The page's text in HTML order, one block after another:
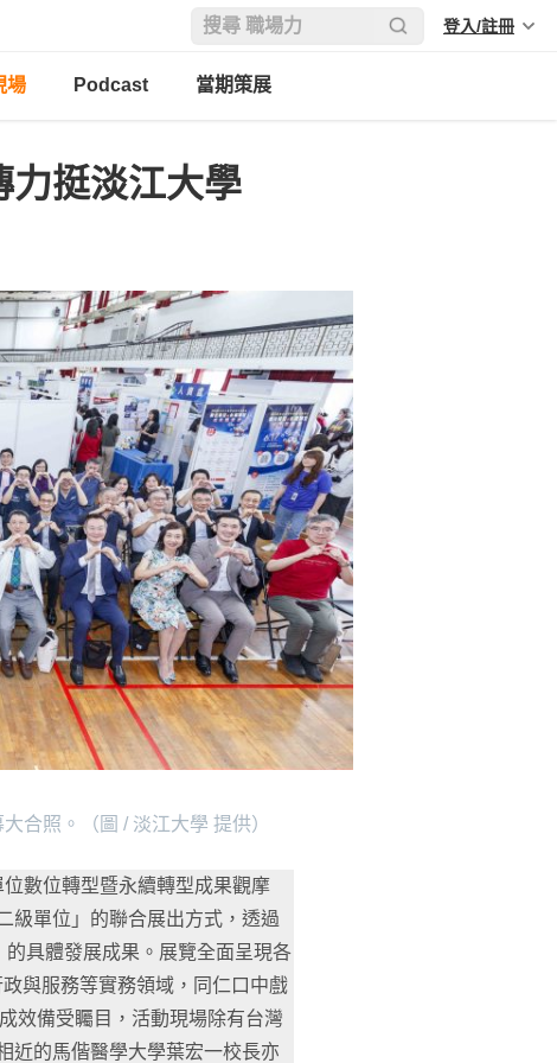
登入/註冊
場 Podcast 當期策展
力挺淡江大學
合照。（圖 / 淡江大學 提供）
數位轉型暨永續轉型成果觀摩
級單位」的聯合展出方式，透過
具體發展成果。展覽全面呈現各
與服務等實務領域，同仁口中戲
效備受矚目，活動現場除有台灣
近的馬偕醫學大學葉宏一校長亦